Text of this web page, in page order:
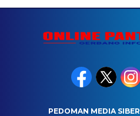
PEDOMAN MEDIA SIBER